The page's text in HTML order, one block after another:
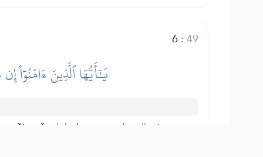
6:49
يَٰٓأَيُّهَا ٱلَّذِينَ ءَامَنُوٓاْ
čovjek donese neku vijest,